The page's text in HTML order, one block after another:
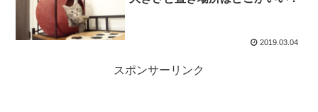
2019.03.04
スポンサーリンク